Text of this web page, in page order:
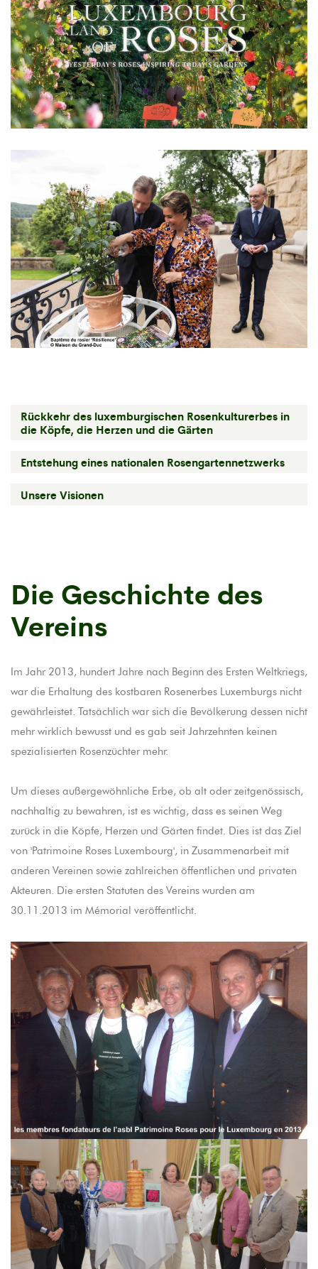
Rückkehr des luxemburgischen Rosenkulturerbes in
die Köpfe, die Herzen und die Gärten
Entstehung eines nationalen Rosengartennetzwerks
Unsere Visionen
Die Geschichte des
Vereins
Im Jahr 2013, hundert Jahre nach Beginn des Ersten Weltkriegs,
war die Erhaltung des kostbaren Rosenerbes Luxemburgs nicht
gewährleistet. Tatsächlich war sich die Bevölkerung dessen nicht
mehr wirklich bewusst und es gab seit Jahrzehnten keinen
spezialisierten Rosenzüchter mehr.
Um dieses außergewöhnliche Erbe, ob alt oder zeitgenössisch,
nachhaltig zu bewahren, ist es wichtig, dass es seinen Weg
zurück in die Köpfe, Herzen und Gärten findet. Dies ist das Ziel
von 'Patrimoine Roses Luxembourg', in Zusammenarbeit mit
anderen Vereinen sowie zahlreichen öffentlichen und privaten
Akteuren. Die ersten Statuten des Vereins wurden am
30.11.2013 im Mémorial veröffentlicht.